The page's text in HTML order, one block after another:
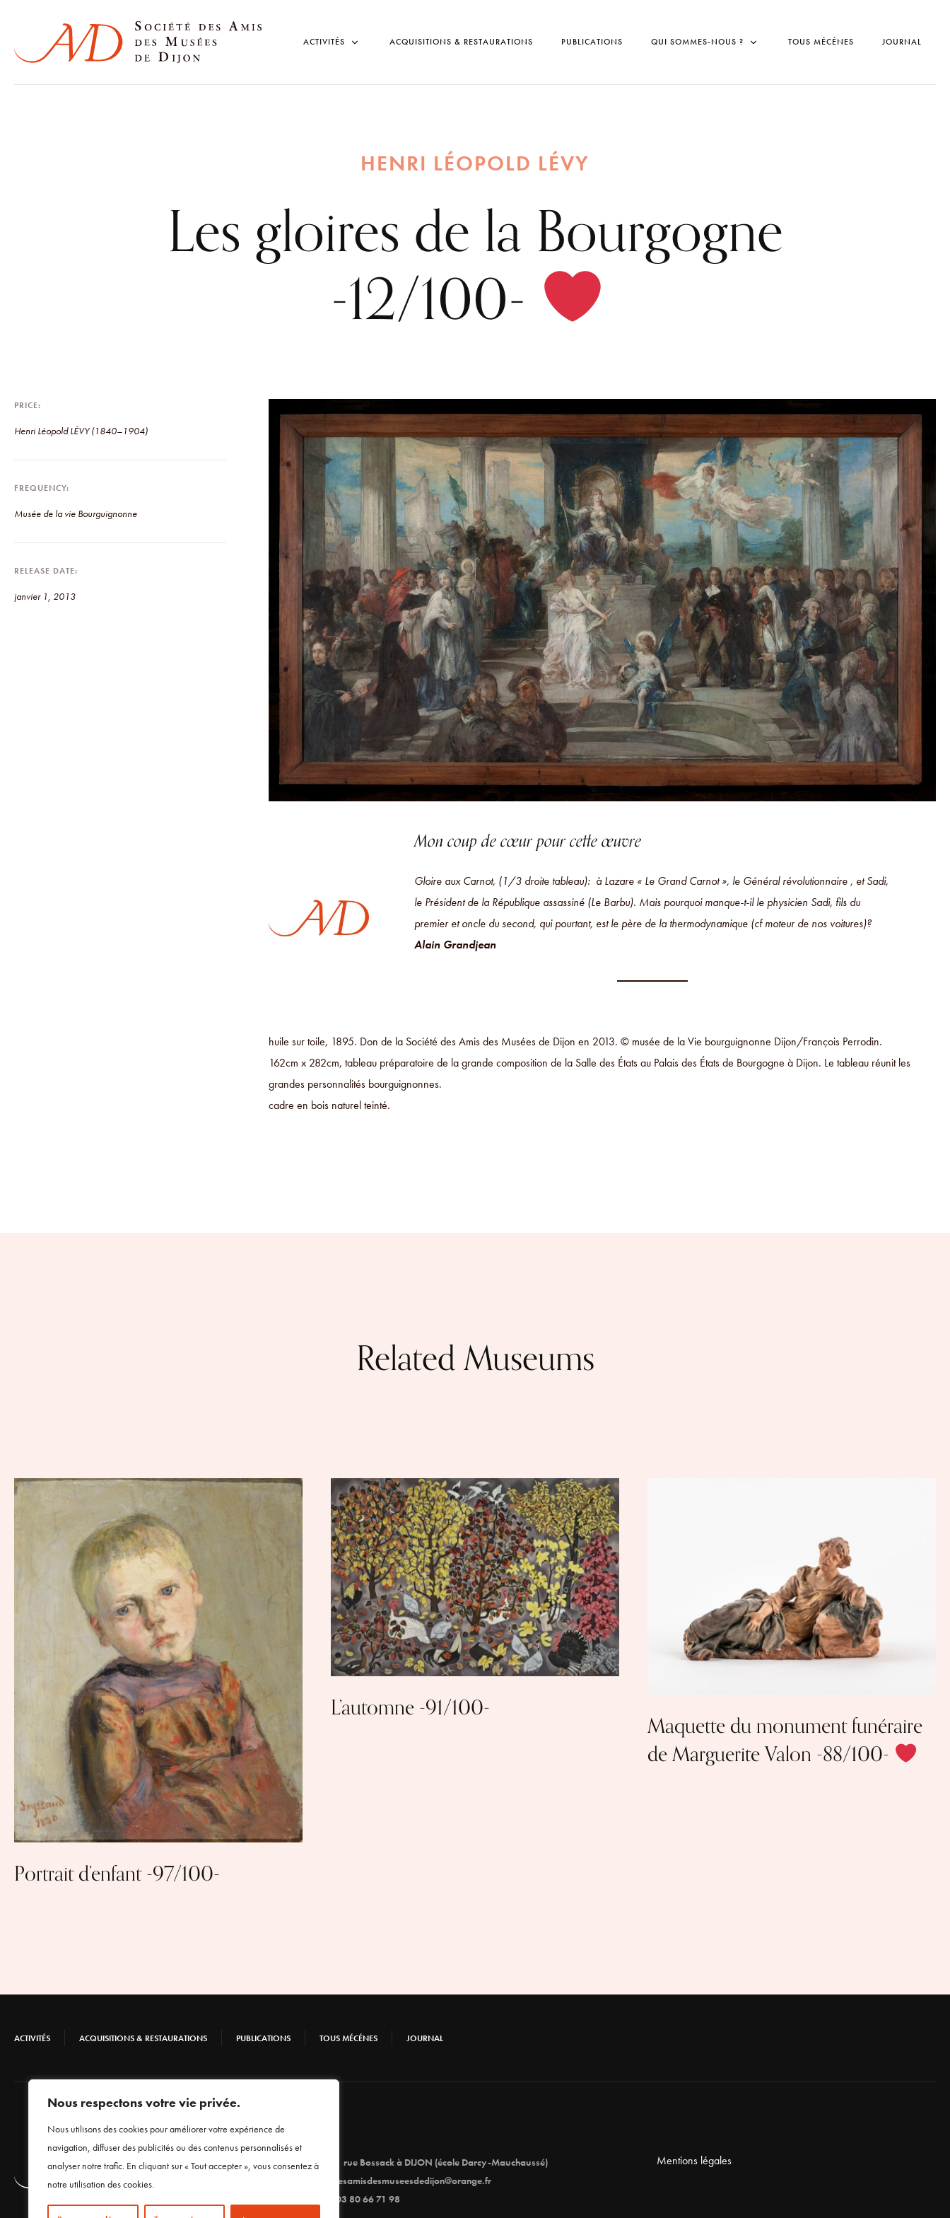
Nous respectons votre vie privée.
Nous utilisons des cookies pour améliorer votre expérience de
navigation, diffuser des publicités ou des contenus personnalisés et
analyser notre trafic. En cliquant sur « Tout accepter », vous consentez à
notre utilisation des cookies.
ACTIVITÉS ACQUISITIONS & RESTAURATIONS PUBLICATIONS QUI SOMMES-NOUS ? TOUS MÉCÉNES JOURNAL
HENRI LÉOPOLD LÉVY
Les gloires de la Bourgogne
-12/100-
Mon coup de cœur pour cette œuvre
Gloire aux Carnot, (1/3 droite tableau): à Lazare « Le Grand Carnot », le Général révolutionnaire , et Sadi,
le Président de la République assassiné (Le Barbu). Mais pourquoi manque-t-il le physicien Sadi, fils du
premier et oncle du second, qui pourtant, est le père de la thermodynamique (cf moteur de nos voitures)?
Alain Grandjean
huile sur toile, 1895. Don de la Société des Amis des Musées de Dijon en 2013. © musée de la Vie bourguignonne Dijon/François Perrodin.
162cm x 282cm, tableau préparatoire de la grande composition de la Salle des États au Palais des États de Bourgogne à Dijon. Le tableau réunit les
grandes personnalités bourguignonnes.
cadre en bois naturel teinté.
PRICE
Henri Léopold LÉVY (1840–1904)
FREQUENCY
Musée de la vie Bourguignonne
RELEASE DATE
janvier 1, 2013
Related Museums
Portrait d’enfant -97/100-
L’automne -91/100-
Maquette du monument funéraire
de Marguerite Valon -88/100-
ACTIVITÉS ACQUISITIONS & RESTAURATIONS PUBLICATIONS TOUS MÉCÉNES JOURNAL
1 rue Bossack à DIJON (école Darcy-Mauchaussé)
lesamisdesmuseesdedijon@orange.fr
03 80 66 71 98
Mentions légales